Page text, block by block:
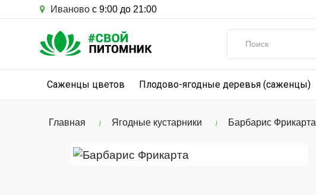
Иваново с 9:00 до 21:00
Саженцы цветов Плодово-ягодные деревья (саженцы)
Главная Ягодные кустарники Барбарис Фрикарта